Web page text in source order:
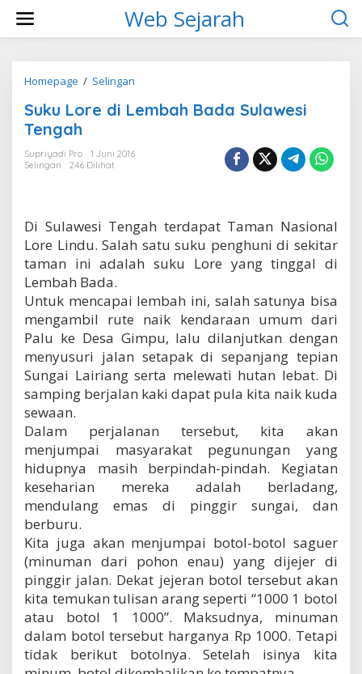
w
Web Sejarah
Homepage / Selingan
k
L
e
m
b
h
d
S
l
w
e
s
i
T
e
a
h
Suku Lore di Lembah Bada Sulawesi
Tengah
Supriyadi Pro
1 Juni 2016
Selingan
246 Dilihat
Di Sulawesi Tengah terdapat Taman Nasional
Lore Lindu. Salah satu suku penghuni di sekitar
taman ini adalah suku Lore yang tinggal di
Lembah Bada.
Untuk mencapai lembah ini, salah satunya bisa
mengambil rute naik kendaraan umum dari
Palu ke Desa Gimpu, lalu dilanjutkan dengan
menyusuri jalan setapak di sepanjang tepian
Sungai Lairiang serta melewati hutan lebat. Di
samping berjalan kaki dapat pula kita naik kuda
sewaan.
Dalam perjalanan tersebut, kita akan
menjumpai masyarakat pegunungan yang
hidupnya masih berpindah-pindah. Kegiatan
keseharian mereka adalah berladang,
mendulang emas di pinggir sungai, dan
berburu.
Kita juga akan menjumpai botol-botol saguer
(minuman dari pohon enau) yang dijejer di
pinggir jalan. Dekat jejeran botol tersebut akan
kita temukan tulisan arang seperti “1000 1 botol
atau botol 1 1000”. Maksudnya, minuman
dalam botol tersebut harganya Rp 1000. Tetapi
tidak berikut botolnya. Setelah isinya kita